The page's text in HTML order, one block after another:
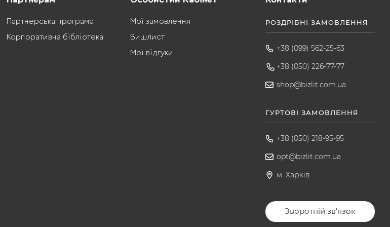
Партнерська програма
Корпоративна бібліотека
Мої замовлення
Вишлист
Мої відгуки
РОЗДРІБНІ ЗАМОВЛЕННЯ
+38 (099) 562-25-63
+38 (050) 226-77-77
shop@bizlit.com.ua
ГУРТОВІ ЗАМОВЛЕННЯ
+38 (050) 218-95-95
opt@bizlit.com.ua
м. Харків
Зворотній зв'язок